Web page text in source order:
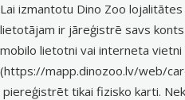
Lai izmantotu Dino Zoo
lietotājam ir jāreģistrē savs
mobilo lietotni vai interneta vietni
(https://mapp.dinozoo.lv/web/
piereģistrēt tikai fizisko karti.